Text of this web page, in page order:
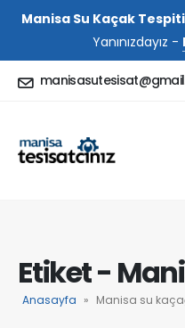
Manisa Su Kaçak Tespiti
Yanınızdayız -
Etiket -
Anasayfa » Manisa su